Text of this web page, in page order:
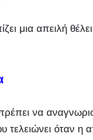
μια απειλή
να
τελειώνει όταν η